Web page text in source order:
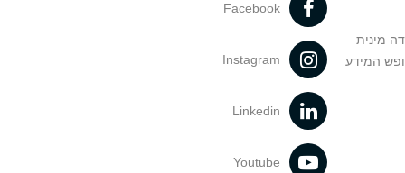
מינית
המידע
Facebook
Instagram
Linkedin
Youtube